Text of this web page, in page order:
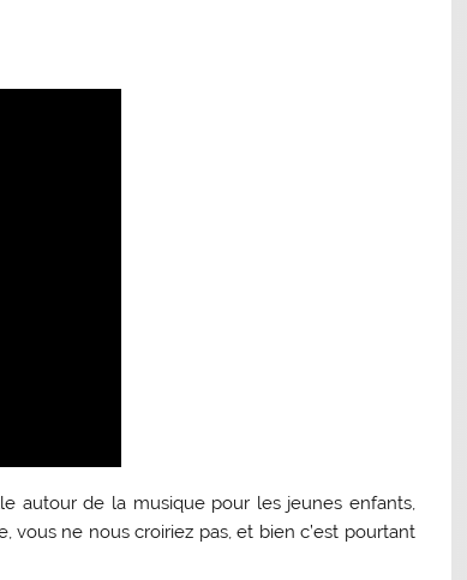
autour de la musique pour les jeunes enfants,
vous ne nous croiriez pas, et bien c’est pourtant